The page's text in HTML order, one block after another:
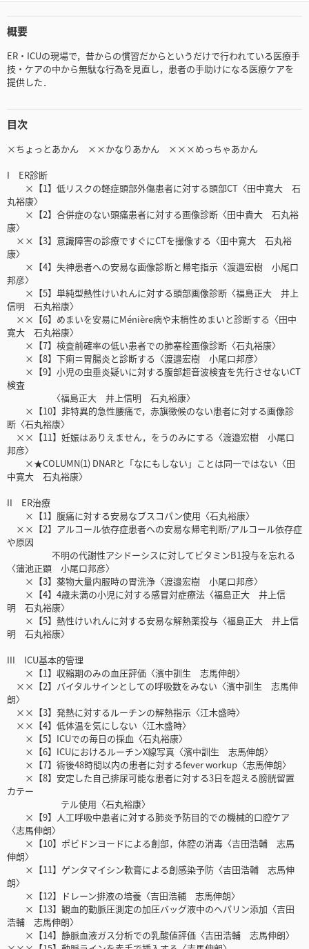
概要
ER・ICUの現場で，昔からの慣習だからというだけで行われている医療手
技・ケアの中から無駄な行為を見直し，患者の手助けになる医療ケアを
提供した．
目次
×ちょっとあかん ××かなりあかん ×××めっちゃあかん
I ER診断
×【1】低リスクの軽症頭部外傷患者に対する頭部CT〈田中寛大 石
丸裕康〉
×【2】合併症のない頭痛患者に対する画像診断〈田中貴大 石丸裕
康〉
××【3】意識障害の診療ですぐにCTを撮像する〈田中寛大 石丸裕
康〉
×【4】失神患者への安易な画像診断と帰宅指示〈渡邉宏樹 小尾口
邦彦〉
×【5】単純型熱性けいれんに対する頭部画像診断〈福島正大 井上
信明 石丸裕康〉
××【6】めまいを安易にMénière病や末梢性めまいと診断する〈田中
寛大 石丸裕康〉
×【7】検査前確率の低い患者での肺塞栓画像診断〈石丸裕康〉
×【8】下痢＝胃腸炎と診断する〈渡邉宏樹 小尾口邦彦〉
×【9】小児の虫垂炎疑いに対する腹部超音波検査を先行させないCT
検査
〈福島正大 井上信明 石丸裕康〉
×【10】非特異的急性腰痛で，赤旗徴候のない患者に対する画像診
断〈石丸裕康〉
××【11】妊娠はありえません，をうのみにする〈渡邉宏樹 小尾口
邦彦〉
×★COLUMN(1) DNARと「なにもしない」ことは同一ではない〈田
中寛大 石丸裕康〉
II ER治療
×【1】腹痛に対する安易なブスコパン使用〈石丸裕康〉
××【2】アルコール依存症患者への安易な帰宅判断/アルコール依存症
や原因
不明の代謝性アシドーシスに対してビタミンB1投与を忘れる
〈蒲池正顕 小尾口邦彦〉
×【3】薬物大量内服時の胃洗浄〈渡邉宏樹 小尾口邦彦〉
×【4】4歳未満の小児に対する感冒対症療法〈福島正大 井上信
明 石丸裕康〉
×【5】熱性けいれんに対する安易な解熱薬投与〈福島正大 井上信
明 石丸裕康〉
III ICU基本的管理
×【1】収縮期のみの血圧評価〈濱中訓生 志馬伸朗〉
××【2】バイタルサインとしての呼吸数をみない〈濱中訓生 志馬伸
朗〉
××【3】発熱に対するルーチンの解熱指示〈江木盛時〉
××【4】低体温を気にしない〈江木盛時〉
×【5】ICUでの毎日の採血〈石丸裕康〉
×【6】ICUにおけるルーチンX線写真〈濱中訓生 志馬伸朗〉
×【7】術後48時間以内の患者に対するfever workup〈志馬伸朗〉
×【8】安定した自己排尿可能な患者に対する3日を超える膀胱留置
カテー
テル使用〈石丸裕康〉
×【9】人工呼吸中患者に対する肺炎予防目的での機械的口腔ケア
〈志馬伸朗〉
×【10】ポビドンヨードによる創部，体腔の消毒〈吉田浩輔 志馬
伸朗〉
×【11】ゲンタマイシン軟膏による創感染予防〈吉田浩輔 志馬伸
朗〉
×【12】ドレーン排液の培養〈吉田浩輔 志馬伸朗〉
×【13】観血的動脈圧測定の加圧バッグ液中のヘパリン添加〈吉田
浩輔 志馬伸朗〉
×【14】静脈血液ガス分析での乳酸値評価〈吉田浩輔 志馬伸朗〉